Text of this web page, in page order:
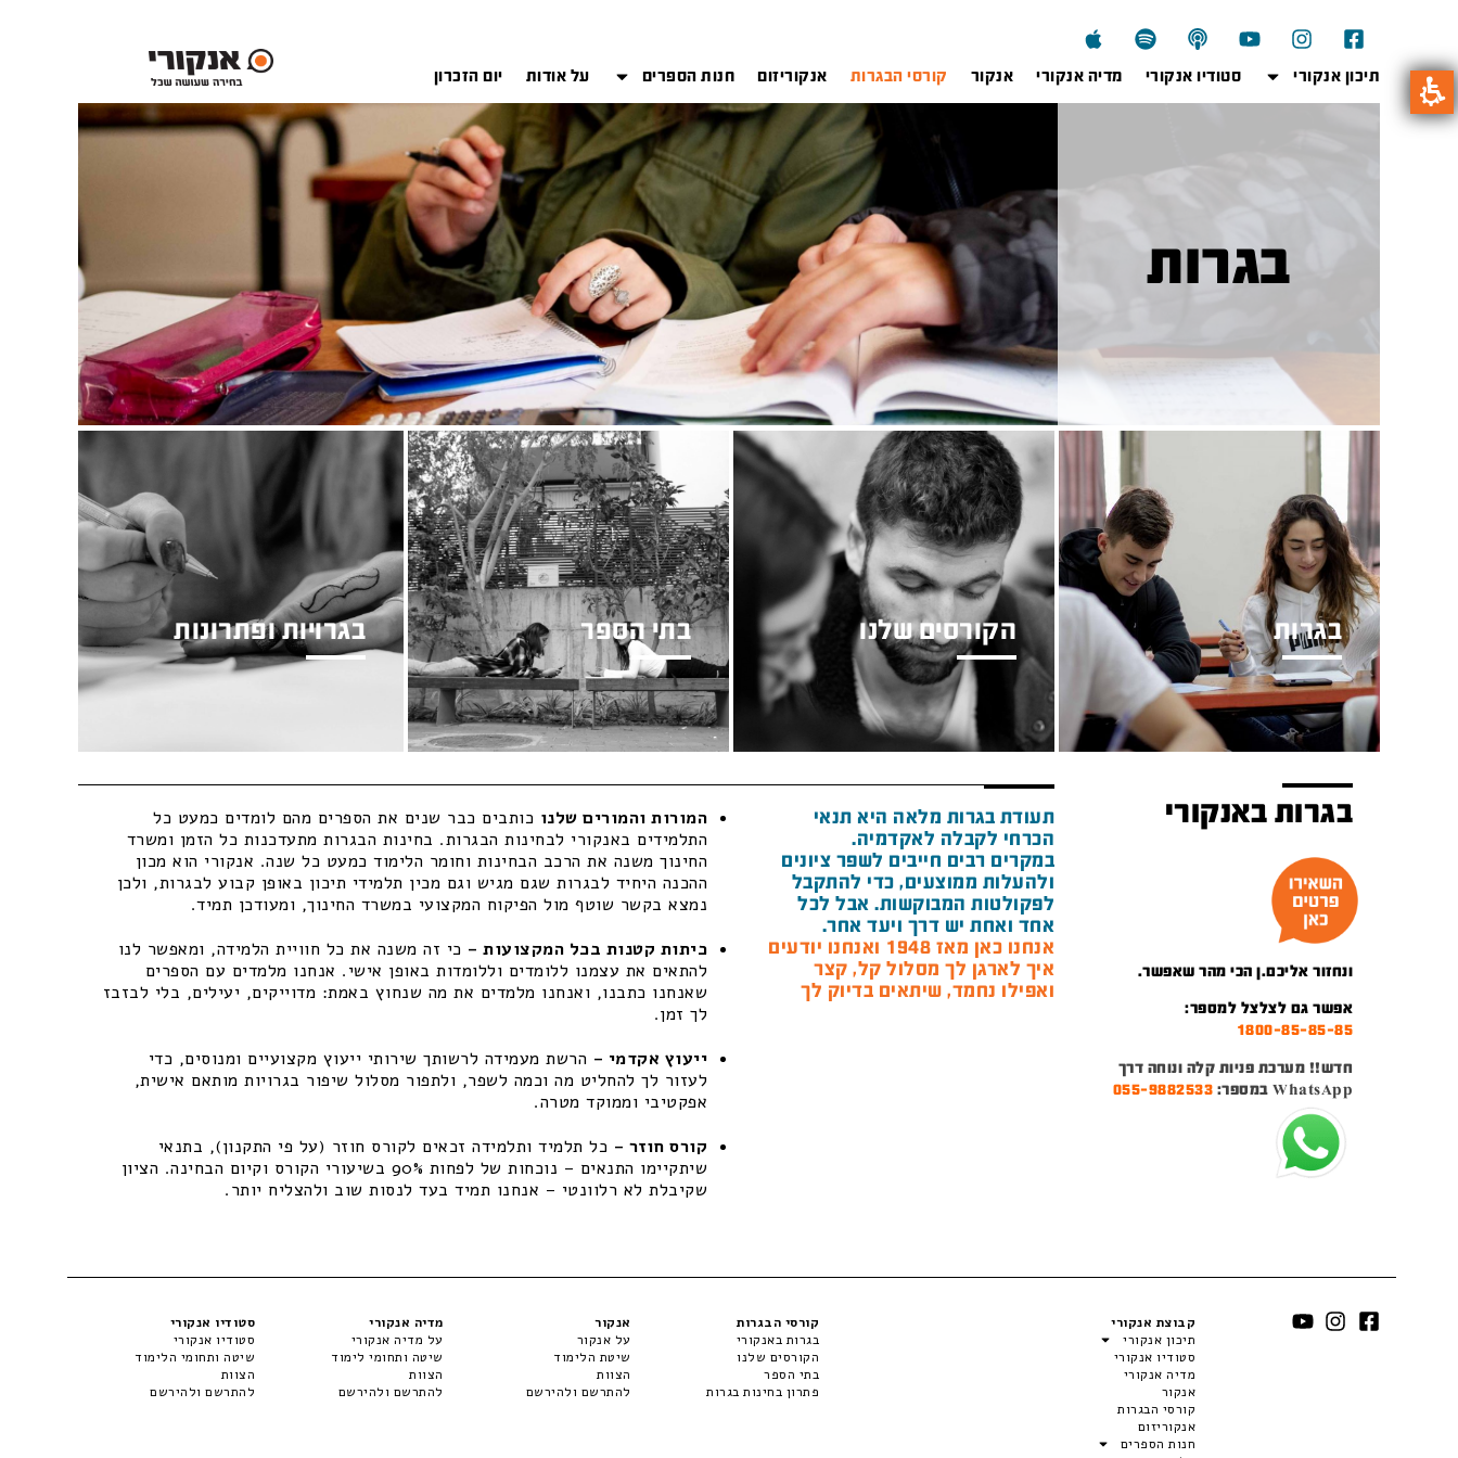
תיכון אנקורי סטודיו אנקורי מדיה אנקורי אנקור קורסי הבגרות אנקוריזום חנות הספרים על אודות יום הזכרון
בגרות
בגרות הקורסים שלנו בתי הספר בגרויות ופתרונות
בגרות באנקורי
ונחזור אליכם.ן הכי מהר שאפשר.
אפשר גם לצלצל למספר:
1800-85-85-85
חדש!! מערכת פניות קלה ונוחה דרך
WhatsApp במספר:
055-9882533
תעודת בגרות מלאה היא תנאי
הכרחי לקבלה לאקדמיה.
במקרים רבים חייבים לשפר ציונים
ולהעלות ממוצעים, כדי להתקבל
לפקולטות המבוקשות. אבל לכל
אחד ואחת יש דרך ויעד אחר.
אנחנו כאן מאז 1948 ואנחנו יודעים
איך לארגן לך מסלול קל, קצר
ואפילו נחמד, שיתאים בדיוק לך
המורות והמורים שלנו כותבים כבר שנים את הספרים מהם לומדים כמעט כל
התלמידים באנקורי לבחינות הבגרות. בחינות הבגרות מתעדכנות כל הזמן ומשרד
החינוך משנה את הרכב הבחינות וחומר הלימוד כמעט כל שנה. אנקורי הוא מכון
ההכנה היחיד לבגרות שגם מגיש וגם מכין תלמידי תיכון באופן קבוע לבגרות, ולכן
נמצא בקשר שוטף מול הפיקוח המקצועי במשרד החינוך, ומעודכן תמיד.
כיתות קטנות בכל המקצועות – כי זה משנה את כל חוויית הלמידה, ומאפשר לנו
להתאים את עצמנו ללומדים וללומדות באופן אישי. אנחנו מלמדים עם הספרים
שאנחנו כתבנו, ואנחנו מלמדים את מה שנחוץ באמת: מדוייקים, יעילים, בלי לבזבז
לך זמן.
ייעוץ אקדמי – הרשת מעמידה לרשותך שירותי ייעוץ מקצועיים ומנוסים, כדי
לעזור לך להחליט מה וכמה לשפר, ולתפור מסלול שיפור בגרויות מותאם אישית,
אפקטיבי וממוקד מטרה.
קורס חוזר – כל תלמיד ותלמידה זכאים לקורס חוזר (על פי התקנון), בתנאי
שיתקיימו התנאים – נוכחות של לפחות 90% בשיעורי הקורס וקיום הבחינה. הציון
שקיבלת לא רלוונטי – אנחנו תמיד בעד לנסות שוב ולהצליח יותר.
קבוצת אנקורי
תיכון אנקורי
סטודיו אנקורי
מדיה אנקורי
אנקור
קורסי הבגרות
אנקוריזום
חנות הספרים
קורסי הבגרות
בגרות באנקורי
הקורסים שלנו
בתי הספר
פתרון בחינות בגרות
אנקור
על אנקור
שיטת הלימוד
הצוות
להתרשם ולהירשם
מדיה אנקורי
על מדיה אנקורי
שיטה ותחומי לימוד
הצוות
להתרשם ולהירשם
סטודיו אנקורי
סטודיו אנקורי
שיטה ותחומי הלימוד
הצוות
להתרשם ולהירשם